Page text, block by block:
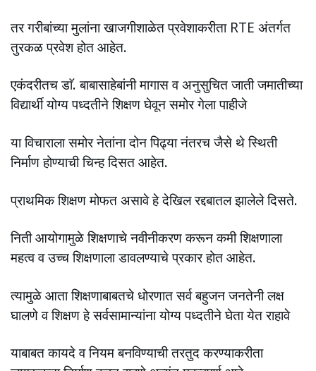
तर गरीबांच्या मुलांना खाजगीशाळेत प्रवेशाकरीता RTE अंतर्गत
तुरकळ प्रवेश होत आहेत.
एकंदरीतच डाॅ. बाबासाहेबांनी मागास व अनुसुचित जाती जमातीच्या
विद्यार्थी योग्य पध्दतीने शिक्षण घेवून समोर गेला पाहीजे
या विचाराला समोर नेतांना दोन पिढ्या नंतरच जैसे थे स्थिती
निर्माण होण्याची चिन्ह दिसत आहेत.
प्राथमिक शिक्षण मोफत असावे हे देखिल रद्दबातल झालेले दिसते.
निती आयोगामुळे शिक्षणाचे नवीनीकरण करून कमी शिक्षणाला
महत्व व उच्च शिक्षणाला डावलण्याचे प्रकार होत आहेत.
त्यामुळे आता शिक्षणाबाबतचे धोरणात सर्व बहुजन जनतेनी लक्ष
घालणे व शिक्षण हे सर्वसामान्यांना योग्य पध्दतीने घेता येत राहावे
याबाबत कायदे व नियम बनविण्याची तरतुद करण्याकरीता